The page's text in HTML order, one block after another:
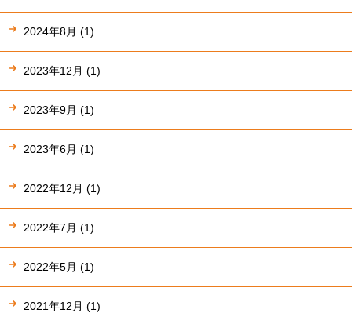
2024年8月 (1)
2023年12月 (1)
2023年9月 (1)
2023年6月 (1)
2022年12月 (1)
2022年7月 (1)
2022年5月 (1)
2021年12月 (1)